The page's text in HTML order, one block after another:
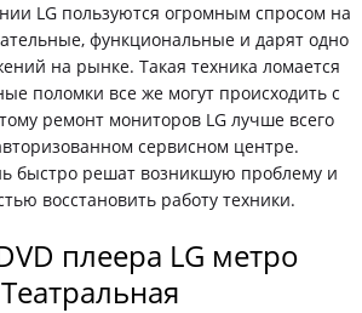
LG пользуются огромным спросом на
функциональные и дарят одно
на рынке. Такая техника ломается
поломки все же могут происходить с
ремонт мониторов LG лучше всего
сервисном центре.
быстро решат возникшую проблему и
восстановить работу техники.
плеера LG метро
Театральная